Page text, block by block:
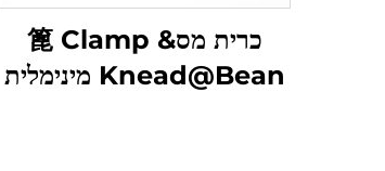
כרית מס篦 Clamp &
Knead@Bean מינימלית